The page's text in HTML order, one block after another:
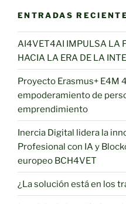
ENTRADAS
AI4VET4AI IMPULSA LA
HACIA LA ERA DE LA
Proyecto Erasmus+ E4M
empoderamiento de
emprendimiento
Inercia Digital lidera la
Profesional con IA y
europeo BCH4VET
¿La solución está en los